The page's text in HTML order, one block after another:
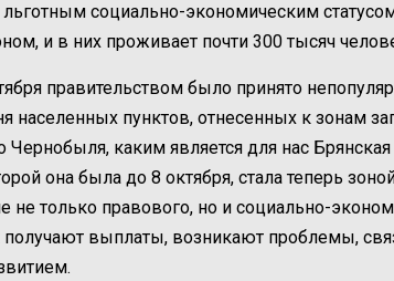
льготным социально-экономическим
и в них проживает почти 300 тысяч
правительством было принято
населенных пунктов, отнесенных к зонам
Чернобыля, каким является для нас
она была до 8 октября, стала теперь
не только правового, но и социально-
выплаты, возникают проблемы,